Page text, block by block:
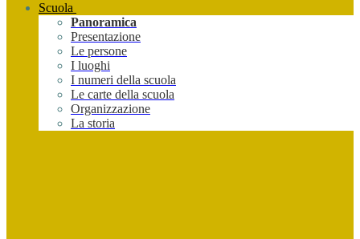
Scuola
Panoramica
Presentazione
Le persone
I luoghi
I numeri della scuola
Le carte della scuola
Organizzazione
La storia